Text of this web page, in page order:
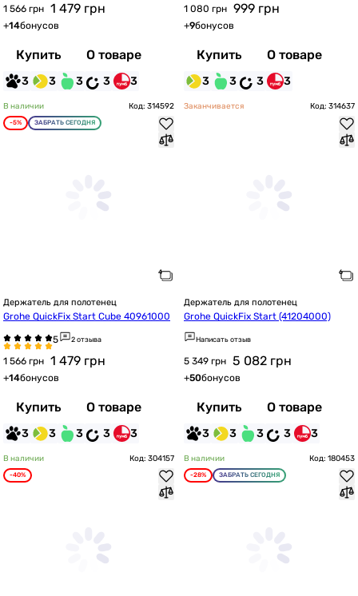
1 566 грн 1 479 грн
+14бонусов
Купить О товаре
3 3 3 3 3
1 080 грн 999 грн
+9бонусов
Купить О товаре
3 3 3 3
В наличии Код: 314592
-5% ЗАБРАТЬ СЕГОДНЯ
Держатель для полотенец
Grohe QuickFix Start Cube 40961000
2 отзыва
1 566 грн 1 479 грн
+14бонусов
Купить О товаре
3 3 3 3 3
Заканчивается Код: 314637
Держатель для полотенец
Grohe QuickFix Start (41204000)
Написать отзыв
5 349 грн 5 082 грн
+50бонусов
Купить О товаре
3 3 3 3 3
В наличии Код: 304157
-40%
В наличии Код: 180453
-28% ЗАБРАТЬ СЕГОДНЯ